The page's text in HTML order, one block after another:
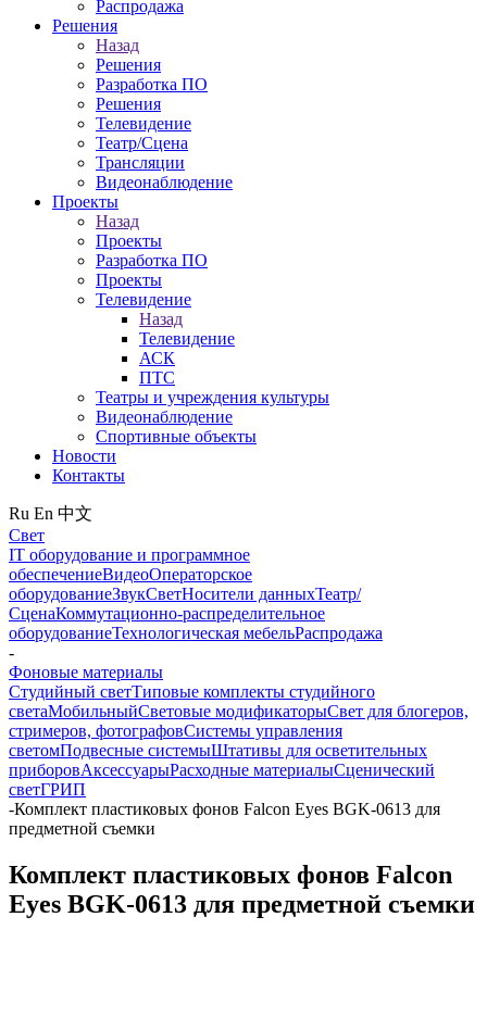
Распродажа
Решения
Назад
Решения
Разработка ПО
Решения
Телевидение
Театр/Сцена
Трансляции
Видеонаблюдение
Проекты
Назад
Проекты
Разработка ПО
Проекты
Телевидение
Назад
Телевидение
АСК
ПТС
Театры и учреждения культуры
Видеонаблюдение
Спортивные объекты
Новости
Контакты
Ru En 中文
Свет
IT оборудование и программное
обеспечениеВидеоОператорское
оборудованиеЗвукСветНосители данныхТеатр/
СценаКоммутационно-распределительное
оборудованиеТехнологическая мебельРаспродажа
-
Фоновые материалы
Студийный светТиповые комплекты студийного
светаМобильныйСветовые модификаторыСвет для блогеров,
стримеров, фотографовСистемы управления
светомПодвесные системыШтативы для осветительных
приборовАксессуарыРасходные материалыСценический
светГРИП
-Комплект пластиковых фонов Falcon Eyes BGK-0613 для
предметной съемки
Комплект пластиковых фонов Falcon
Eyes BGK-0613 для предметной съемки